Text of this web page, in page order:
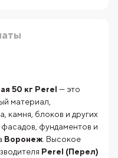
50 кг Perel — это
материал,
камня, блоков и других
фундаментов и
Воронеж . Высокое
Perel (Перел)